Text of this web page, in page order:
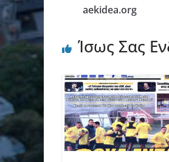
aekidea.org
Ίσως Σας